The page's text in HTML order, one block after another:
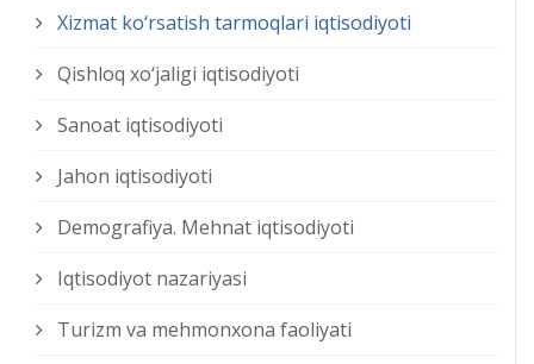
Xizmat kо‘rsatish tarmoqlari iqtisodiyoti
Qishloq xо‘jaligi iqtisodiyoti
Sanoat iqtisodiyoti
Jahon iqtisodiyoti
Demografiya. Mehnat iqtisodiyoti
Iqtisodiyot nazariyasi
Turizm va mehmonxona faoliyati